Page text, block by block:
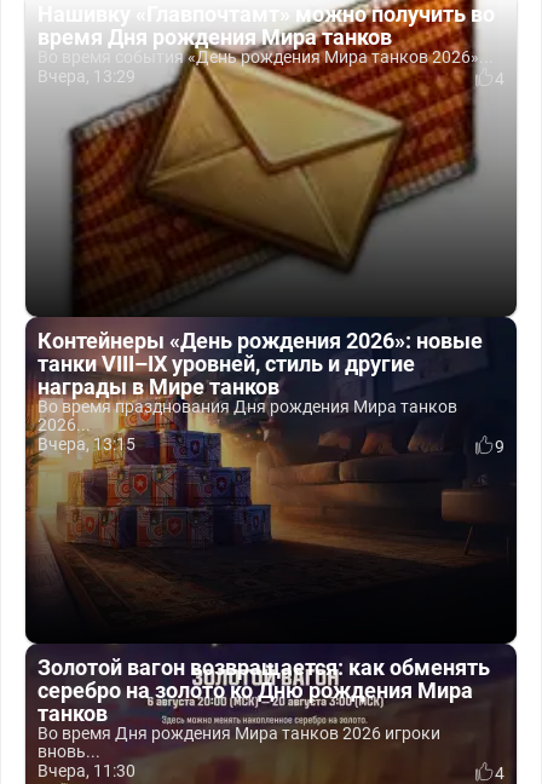
Нашивку «Главпочтамт» можно получить во
время Дня рождения Мира танков
Во время события «День рождения Мира танков 2026»...
Вчера, 13:29
4
Контейнеры «День рождения 2026»: новые
танки VIII–IX уровней, стиль и другие
награды в Мире танков
Во время празднования Дня рождения Мира танков
2026...
Вчера, 13:15
9
Золотой вагон возвращается: как обменять
серебро на золото ко Дню рождения Мира
танков
Во время Дня рождения Мира танков 2026 игроки
вновь...
Вчера, 11:30
4